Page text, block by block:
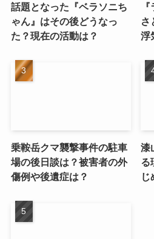
話題となった『ベラソニち
ゃん』はその後どうなっ
た？現在の活動は？
さ
浮
乗鞍岳クマ襲撃事件の駐車
場の後日談は？被害者の外
傷例や後遺症は？
漆
る
じ